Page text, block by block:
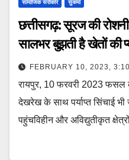
सामाजिक सरोकार सुकमा
छत्तीसगढ़: सूरज की
सालभर बुझती है खेतों की
FEBRUARY 10, 2023,
रायपुर, 10 फरवरी 2023 फसल
देखरेख के साथ पर्याप्त सिंचाई
पहुंचविहीन और अविद्युतीकृत